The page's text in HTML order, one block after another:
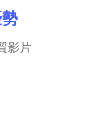
影片